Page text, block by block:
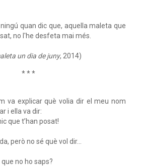
quan dic que, aquella maleta que
no l'he desfeta mai més.
un dia de juny, 2014)
* * *
va explicar què volia dir el meu nom
i ella va dir:
que t’han posat!
però no sé què vol dir...
no ho saps?